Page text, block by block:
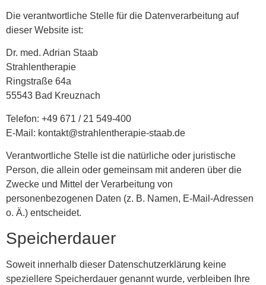
Die verantwortliche Stelle für die Datenverarbeitung auf
dieser Website ist:
Dr. med. Adrian Staab
Strahlentherapie
Ringstraße 64a
55543 Bad Kreuznach
Telefon: +49 671 / 21 549-400
E-Mail: kontakt@strahlentherapie-staab.de
Verantwortliche Stelle ist die natürliche oder juristische
Person, die allein oder gemeinsam mit anderen über die
Zwecke und Mittel der Verarbeitung von
personenbezogenen Daten (z. B. Namen, E-Mail-Adressen
o. Ä.) entscheidet.
Speicherdauer
Soweit innerhalb dieser Datenschutzerklärung keine
speziellere Speicherdauer genannt wurde, verbleiben Ihre